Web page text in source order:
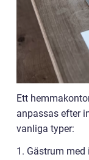
Ett
anpassas efter
vanliga typer:
1. Gästrum